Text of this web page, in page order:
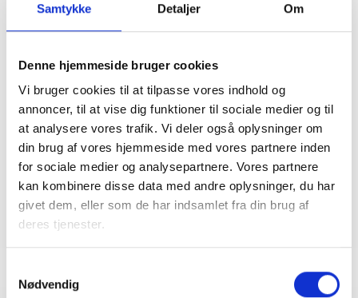
Samtykke Detaljer Om
Denne hjemmeside bruger cookies
Vi bruger cookies til at tilpasse vores indhold og
annoncer, til at vise dig funktioner til sociale medier og til
at analysere vores trafik. Vi deler også oplysninger om
din brug af vores hjemmeside med vores partnere inden
for sociale medier og analysepartnere. Vores partnere
kan kombinere disse data med andre oplysninger, du har
givet dem, eller som de har indsamlet fra din brug af
deres tjenester.
Nødvendig
Bent Madsen
Adm. direktør
Tlf: 28 88 18 77
Mail: bma@bl.dk